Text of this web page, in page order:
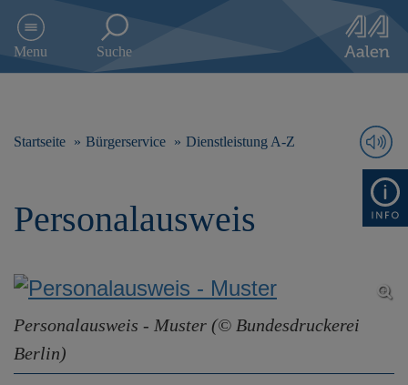
e
Menu Suche
Startseite Bürgerservice Dienstleistung A-Z
Personalausweis
Personalausweis - Muster (© Bundesdruckerei
Berlin)